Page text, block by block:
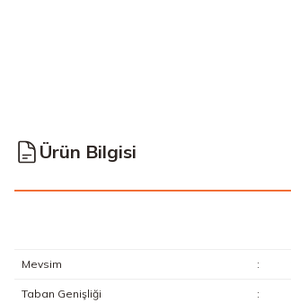
Ürün Bilgisi
Mevsim :
Taban Genişliği :